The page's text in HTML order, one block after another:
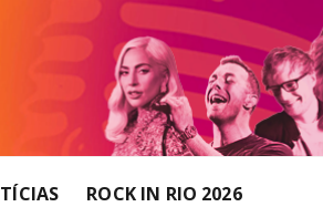
ROCK IN RIO 2026